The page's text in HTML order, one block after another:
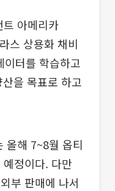
아메리카
스 상용화 채비
이터를 학습하고
을 목표로 하고
올해 7~8월 옵티
정이다. 다만
부 판매에 나서